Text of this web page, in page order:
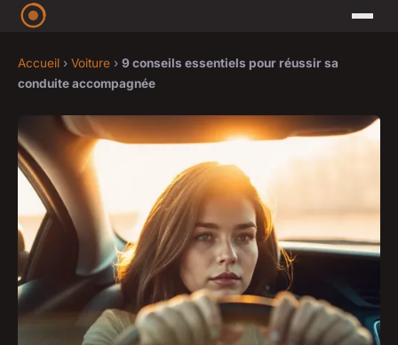
Accueil › Voiture › 9 conseils essentiels pour réussir sa
conduite accompagnée